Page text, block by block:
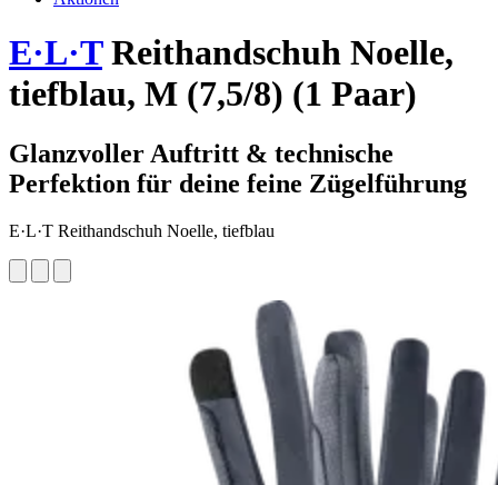
E·L·TReithandschuh Noelle,
tiefblau, M (7,5/8) (1 Paar)
Glanzvoller Auftritt & technische
Perfektion für deine feine Zügelführung
E·L·T Reithandschuh Noelle, tiefblau